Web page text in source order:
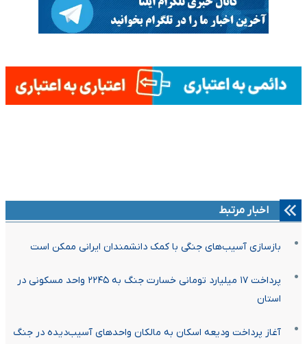
اخبار مرتبط
بازسازی آسیب‌های جنگی با کمک دانشمندان ایرانی ممکن است
پرداخت ۱۷ میلیارد تومانی خسارت جنگ به ۲۲۴۵ واحد مسکونی در
استان
آغاز پرداخت ودیعه اسکان به مالکان واحدهای آسیب‌دیده در جنگ